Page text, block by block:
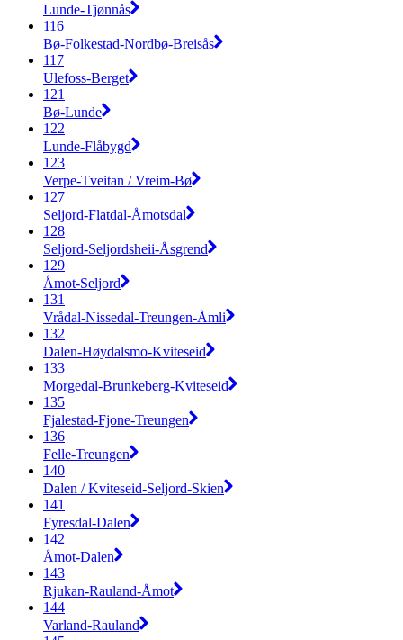
Lunde-Tjønnås
116
Bø-Folkestad-Nordbø-Breisås
117
Ulefoss-Berget
121
Bø-Lunde
122
Lunde-Flåbygd
123
Verpe-Tveitan / Vreim-Bø
127
Seljord-Flatdal-Åmotsdal
128
Seljord-Seljordsheii-Åsgrend
129
Åmot-Seljord
131
Vrådal-Nissedal-Treungen-Åmli
132
Dalen-Høydalsmo-Kviteseid
133
Morgedal-Brunkeberg-Kviteseid
135
Fjalestad-Fjone-Treungen
136
Felle-Treungen
140
Dalen / Kviteseid-Seljord-Skien
141
Fyresdal-Dalen
142
Åmot-Dalen
143
Rjukan-Rauland-Åmot
144
Varland-Rauland